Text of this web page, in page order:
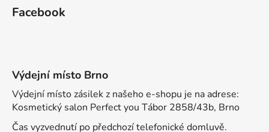
Facebook
Výdejní místo Brno
Výdejní místo zásilek z našeho e-shopu je na adrese:
Kosmetický salon Perfect you Tábor 2858/43b, Brno
Čas vyzvednutí po předchozí telefonické domluvě.